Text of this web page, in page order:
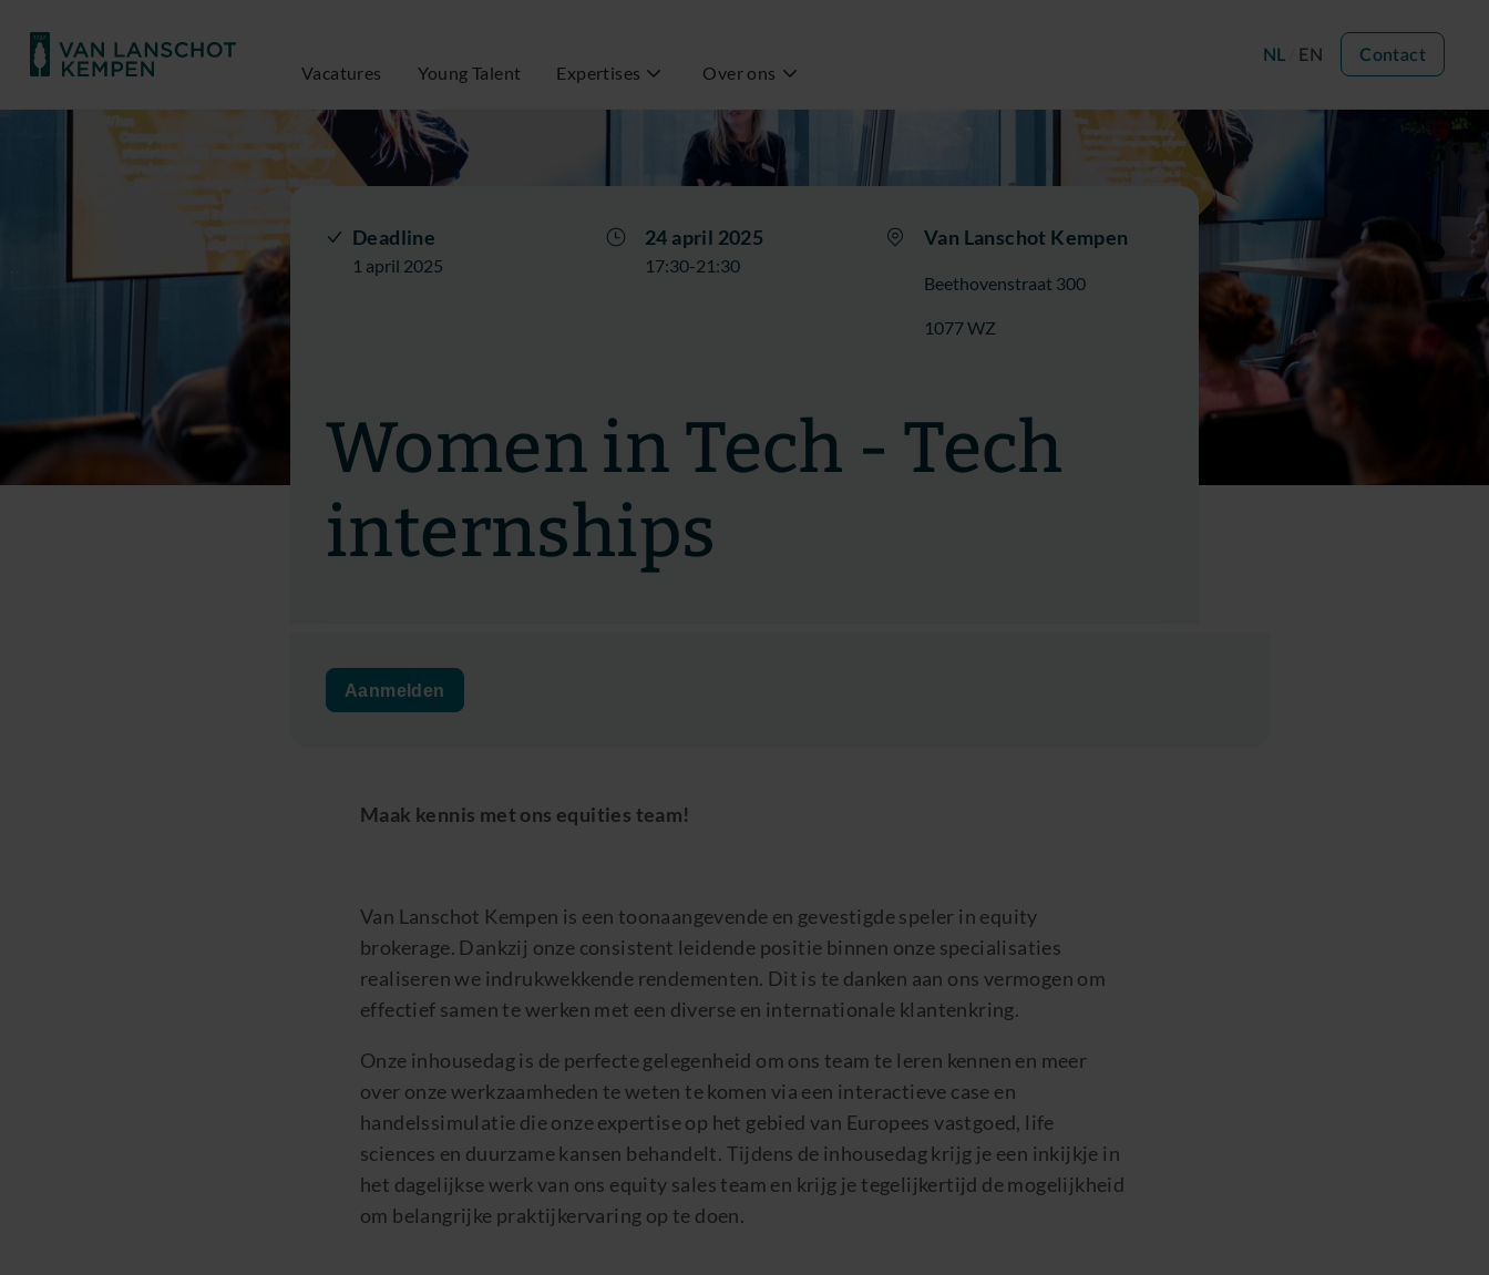
Vacatures Young Talent Expertises Over ons
NL EN Contact
Deadline
1 april 2025
24 april 2025
17:30-21:30
Van Lanschot Kempen
Beethovenstraat 300
1077 WZ
Women in Tech - Tech
internships
Aanmelden
Maak kennis met ons equities team!
Van Lanschot Kempen is een toonaangevende en gevestigde speler in equity
brokerage. Dankzij onze consistent leidende positie binnen onze specialisaties
realiseren we indrukwekkende rendementen. Dit is te danken aan ons vermogen om
effectief samen te werken met een diverse en internationale klantenkring.
Onze inhousedag is de perfecte gelegenheid om ons team te leren kennen en meer
over onze werkzaamheden te weten te komen via een interactieve case en
handelssimulatie die onze expertise op het gebied van Europees vastgoed, life
sciences en duurzame kansen behandelt. Tijdens de inhousedag krijg je een inkijkje in
het dagelijkse werk van ons equity sales team en krijg je tegelijkertijd de mogelijkheid
om belangrijke praktijkervaring op te doen.